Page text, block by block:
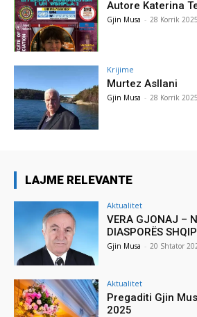
Autore Katerina
Gjin Musa - 28 Korrik 2025
Krijime
Murtez Asllani
Gjin Musa - 28 Korrik 2025
LAJME RELEVANTE
Aktualitet
VERA GJONAJ –
DIASPORËS
Gjin Musa - 20 Shtator
Aktualitet
Pregaditi Gjin
2025